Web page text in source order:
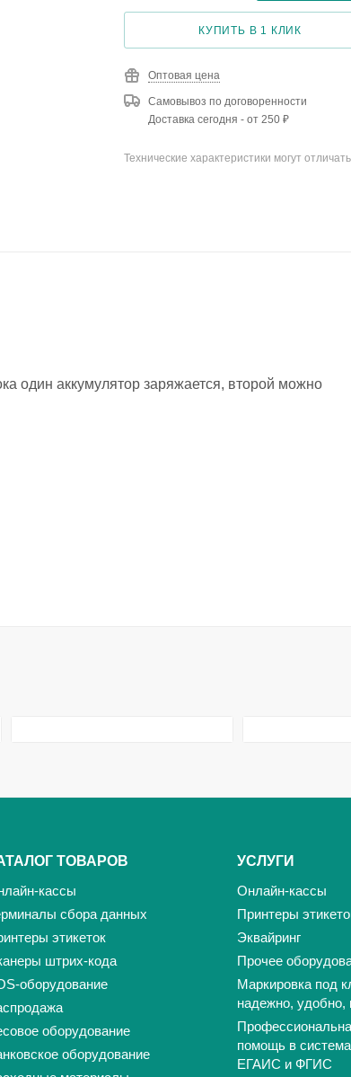
КУПИТЬ В 1 КЛИК
Оптовая цена
Самовывоз по договоренности
Доставка сегодня - от 250 ₽
Технические характеристики могут
один аккумулятор заряжается, второй можно
ТОВАРОВ
кассы
сбора данных
этикеток
штрих-кода
оборудование
оборудование
оборудование
УСЛУГИ
Онлайн-кассы
Принтеры
Эквайринг
Прочее
Маркировка под
надежно, удобно,
помощь в
ЕГАИС и ФГИС